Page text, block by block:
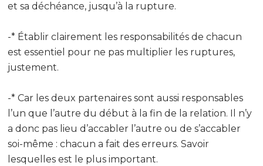
et sa déchéance, jusqu’à la rupture.
-* Établir clairement les responsabilités de chacun
est essentiel pour ne pas multiplier les ruptures,
justement.
-* Car les deux partenaires sont aussi responsables
l’un que l’autre du début à la fin de la relation. Il n’y
a donc pas lieu d’accabler l’autre ou de s’accabler
soi-même : chacun a fait des erreurs. Savoir
lesquelles est le plus important.